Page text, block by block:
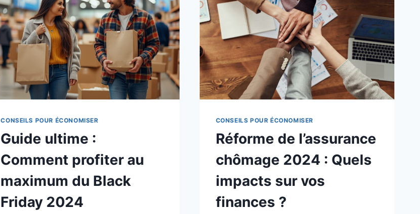
CONSEILS POUR ÉCONOMISER
Guide ultime :
Comment profiter au
maximum du Black
Friday 2024
CONSEILS POUR ÉCONOMISER
Réforme de l’assurance
chômage 2024 : Quels
impacts sur vos
finances ?